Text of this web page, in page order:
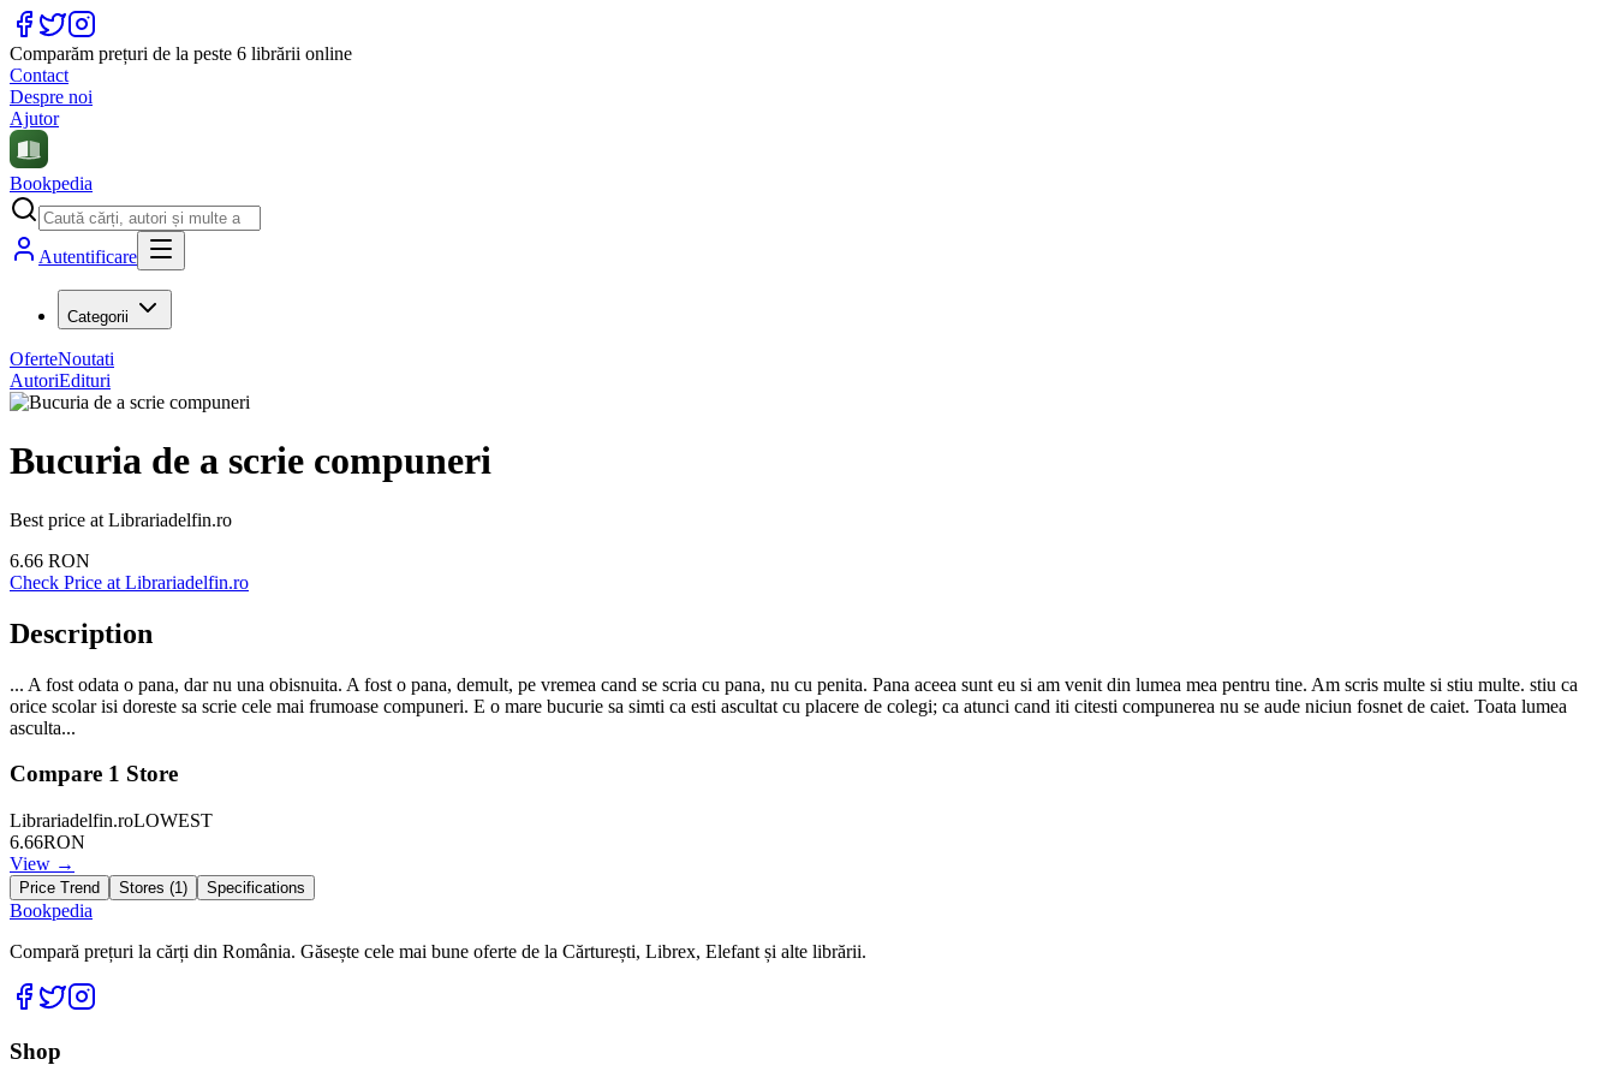
Comparăm prețuri de la peste 6 librării online
Contact
Despre noi
Ajutor
Bookpedia
Autentificare
Categorii
OferteNoutati
AutoriEdituri
Bucuria de a scrie compuneri
Best price at Librariadelfin.ro
6.66 RON
Check Price at Librariadelfin.ro
Description
... A fost odata o pana, dar nu una obisnuita. A fost o pana, demult, pe vremea cand se scria cu pana, nu cu penita. Pana aceea sunt eu si am venit din lumea mea pentru tine. Am scris multe si stiu multe. stiu ca
orice scolar isi doreste sa scrie cele mai frumoase compuneri. E o mare bucurie sa simti ca esti ascultat cu placere de colegi; ca atunci cand iti citesti compunerea nu se aude niciun fosnet de caiet. Toata lumea
asculta...
Compare 1 Store
Librariadelfin.roLOWEST
6.66RON
View →
Price Trend Stores (1) Specifications
Bookpedia
Compară prețuri la cărți din România. Găsește cele mai bune oferte de la Cărturești, Librex, Elefant și alte librării.
Facebook
Twitter
Shop